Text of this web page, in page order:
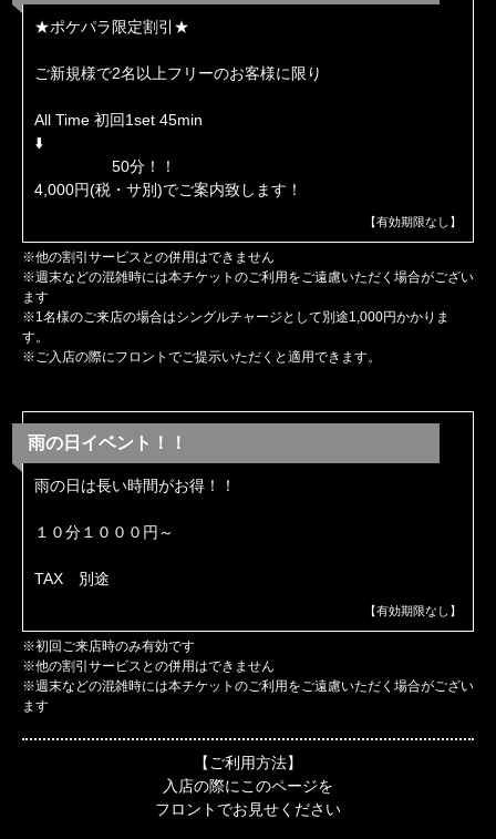
★ポケパラ限定割引★
ご新規様で2名以上フリーのお客様に限り
All Time 初回1set 45min
⬇️
50分！！
4,000円(税・サ別)でご案内致します！
【有効期限なし】
※他の割引サービスとの併用はできません
※週末などの混雑時には本チケットのご利用をご遠慮いただく場合がござい
ます
※1名様のご来店の場合はシングルチャージとして別途1,000円かかりま
す。
※ご入店の際にフロントでご提示いただくと適用できます。
雨の日イベント！！
雨の日は長い時間がお得！！
１０分１０００円～
TAX 別途
【有効期限なし】
※初回ご来店時のみ有効です
※他の割引サービスとの併用はできません
※週末などの混雑時には本チケットのご利用をご遠慮いただく場合がござい
ます
【ご利用方法】
入店の際にこのページを
フロントでお見せください